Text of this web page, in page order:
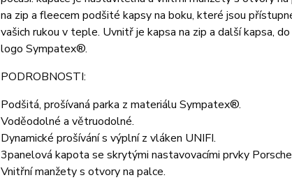
na zip a fleecem podšité kapsy na boku, které jsou
vašich rukou v teple. Uvnitř je kapsa na zip a další kapsa,
logo Sympatex®.
PODROBNOSTI:
Podšitá, prošívaná parka z materiálu Sympatex®.
Voděodolné a větruodolné.
Dynamické prošívání s výplní z vláken UNIFI.
3panelová kapota se skrytými nastavovacími prvky
Vnitřní manžety s otvory na palce.